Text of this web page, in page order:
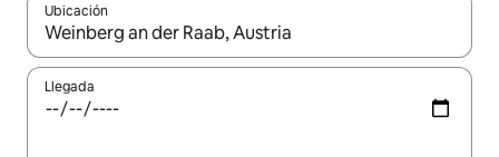
Ubicación
Cuando los resultados estén disponibles, podrás navegar
Llegada